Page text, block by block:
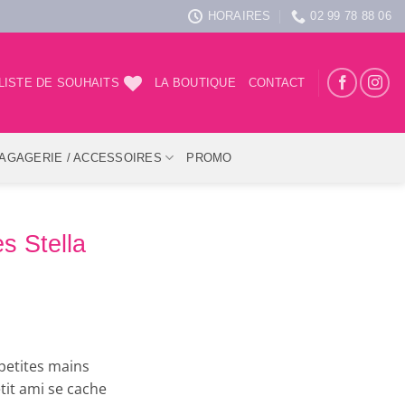
HORAIRES 02 99 78 88 06
LISTE DE SOUHAITS LA BOUTIQUE CONTACT
/ ACCESSOIRES PROMO
Stella
mains
ami se cache